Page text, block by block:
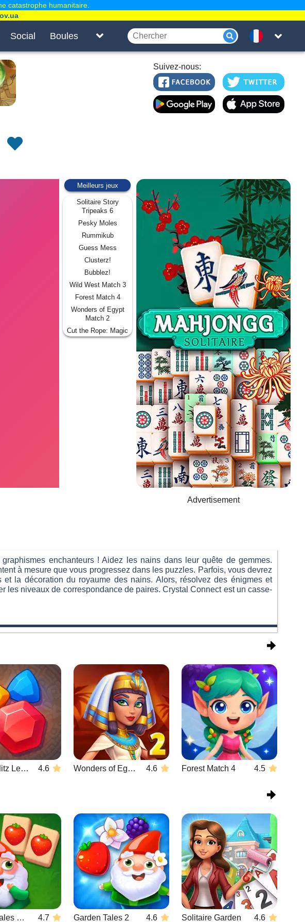
Social Boules
Suivez-nous:
Meilleurs jeux
Solitaire Story
Tripeaks 6
Pesky Moles
Rummikub
Guess Mess
Clusterz!
Bubblez!
Wild West Match 3
Forest Match 4
Wonders of Egypt
Match 2
Cut the Rope: Magic
Advertisement
enchanteurs ! Aidez les nains dans leur quête de gemmes.
à mesure que vous progressez dans les puzzles. Parfois, vous devrez
la décoration du royaume des nains. Alors, résolvez des énigmes et
les niveaux de correspondance de paires. Crystal Connect est un casse-
Jewels Blitz Legends 4.6 Wonders of Egypt Match 2 4.6 Forest Match 4 4.5
Garden Tales Mahjong 4.7 Garden Tales 2 4.6 Solitaire Garden 4.6
catastrophe humanitaire.